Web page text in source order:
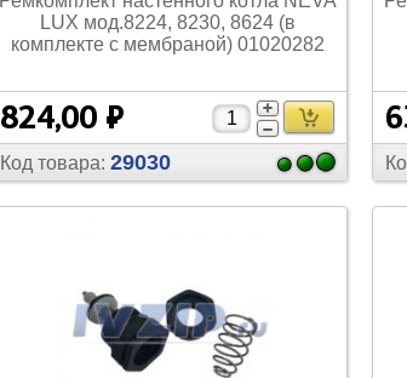
LUX мод.8224, 8230, 8624 (в
комплекте с мембраной) 01020282
824,00 ₽
Код товара: 29030